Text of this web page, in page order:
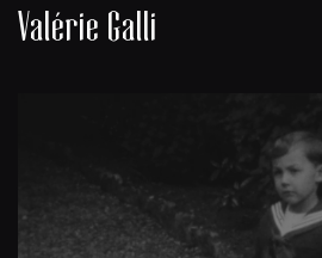
Valérie Galli